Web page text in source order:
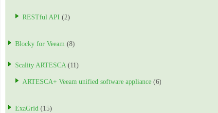
RESTful API (2)
Blocky for Veeam (8)
Scality ARTESCA(11)
ARTESCA+ Veeam unified software appliance (6)
ExaGrid (15)